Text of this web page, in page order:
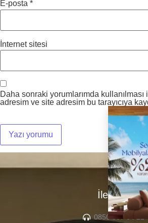
E-posta *
İnternet sitesi
Daha sonraki yorumlarımda kullanılması
adresim ve site adresim bu tarayıcıya
İletişim
0850 307 04 22